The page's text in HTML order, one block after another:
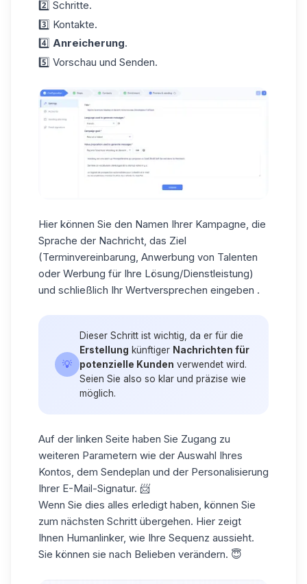
2️⃣ Schritte.
3️⃣ Kontakte.
4️⃣ Anreicherung.
5️⃣ Vorschau und Senden.
Hier können Sie den Namen Ihrer Kampagne, die
Sprache der Nachricht , das Ziel
(Terminvereinbarung, Anwerbung von Talenten
oder Werbung für Ihre Lösung/Dienstleistung)
und schließlich Ihr Wertversprechen eingeben .
💡
Dieser Schritt ist wichtig, da er für die
Erstellung künftiger Nachrichten für
potenzielle Kunden verwendet wird.
Seien Sie also so klar und präzise wie
möglich.
Auf der linken Seite haben Sie Zugang zu
weiteren Parametern wie der Auswahl Ihres
Kontos, dem Sendeplan und der Personalisierung
Ihrer E-Mail-Signatur. 📨
Wenn Sie dies alles erledigt haben, können Sie
zum nächsten Schritt übergehen. Hier zeigt
Ihnen Humanlinker, wie Ihre Sequenz aussieht.
Sie können sie nach Belieben verändern. 😇